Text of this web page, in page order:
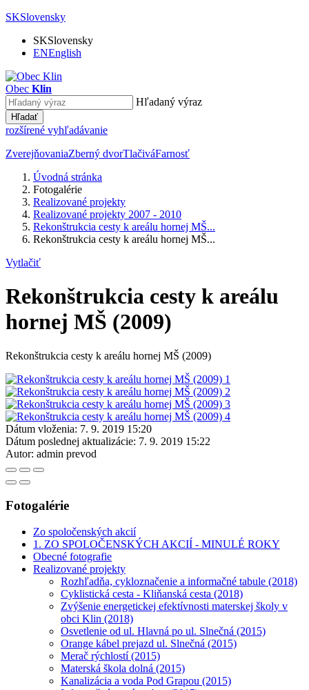
SKSlovensky
SKSlovensky
ENEnglish
Obec Klin
Hľadaný výraz
Hľadať
rozšírené vyhľadávanie
ZverejňovaniaZberný dvorTlačiváFarnosť
Úvodná stránka
Fotogalérie
Realizované projekty
Realizované projekty 2007 - 2010
Rekonštrukcia cesty k areálu hornej MŠ...
Rekonštrukcia cesty k areálu hornej MŠ...
Vytlačiť
Rekonštrukcia cesty k areálu
hornej MŠ (2009)
Rekonštrukcia cesty k areálu hornej MŠ (2009)
Dátum vloženia: 7. 9. 2019 15:20
Dátum poslednej aktualizácie: 7. 9. 2019 15:22
Autor: admin prevod
Fotogalérie
Zo spoločenských akcií
1. ZO SPOLOČENSKÝCH AKCIÍ - MINULÉ ROKY
Obecné fotografie
Realizované projekty
Rozhľadňa, cykloznačenie a informačné tabule (2018)
Cyklistická cesta - Kliňanská cesta (2018)
Zvýšenie energetickej efektívnosti materskej školy v
obci Klin (2018)
Osvetlenie od ul. Hlavná po ul. Slnečná (2015)
Orange kábel prejazd ul. Slnečná (2015)
Merač rýchlostí (2015)
Materská škola dolná (2015)
Kanalizácia a voda Pod Grapou (2015)